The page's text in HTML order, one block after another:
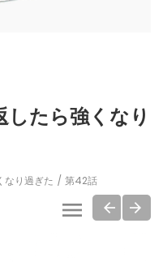
したら強くなり
なり過ぎた 第42話